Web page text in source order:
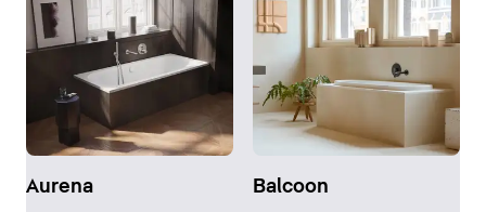
Aurena Balcoon